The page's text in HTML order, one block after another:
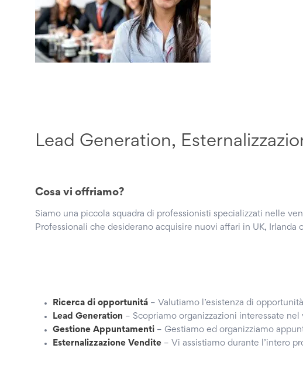
Lead Generation,
Cosa vi offriamo?
Siamo una piccola squadra di professionisti specializzati nelle
Professionali che desiderano acquisire nuovi affari in UK,
Ricerca di opportunitá – Valutiamo l’esistenza di
Lead Generation – Scopriamo organizzazioni interessate
Gestione Appuntamenti – Gestiamo ed organizziamo
Esternalizzazione Vendite – Vi assistiamo durante l’intero